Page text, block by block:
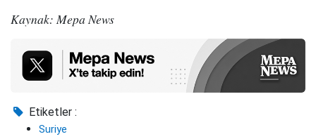
Kaynak: Mepa News
Etiketler :
Suriye